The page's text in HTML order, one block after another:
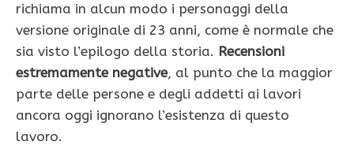
richiama in alcun modo i personaggi della
versione originale di 23 anni, come è normale che
sia visto l’epilogo della storia. Recensioni
estremamente negative, al punto che la maggior
parte delle persone e degli addetti ai lavori
ancora oggi ignorano l’esistenza di questo
lavoro.